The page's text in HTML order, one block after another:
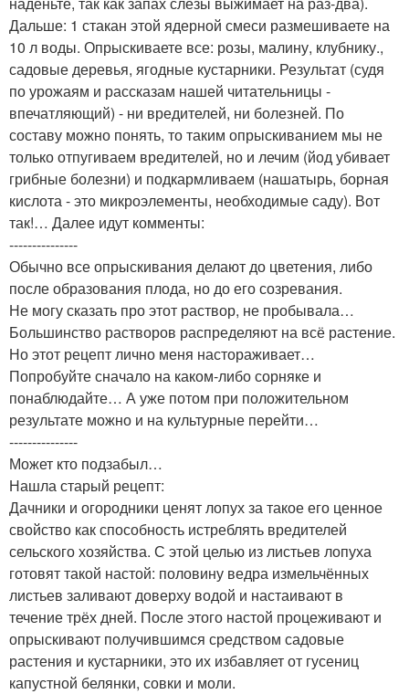
Дальше: 1 стакан этой ядерной смеси размешиваете на
10 л воды. Опрыскиваете все: розы, малину, клубнику.,
садовые деревья, ягодные кустарники. Результат (судя
по урожаям и рассказам нашей читательницы -
впечатляющий) - ни вредителей, ни болезней. По
составу можно понять, то таким опрыскиванием мы не
только отпугиваем вредителей, но и лечим (йод убивает
грибные болезни) и подкармливаем (нашатырь, борная
кислота - это микроэлементы, необходимые саду). Вот
так!… Далее идут комменты:
---------------
Обычно все опрыскивания делают до цветения, либо
после образования плода, но до его созревания.
Не могу сказать про этот раствор, не пробывала…
Большинство растворов распределяют на всё растение.
Но этот рецепт лично меня настораживает…
Попробуйте сначало на каком-либо сорняке и
понаблюдайте… А уже потом при положительном
результате можно и на культурные перейти…
---------------
Может кто подзабыл…
Нашла старый рецепт:
Дачники и огородники ценят лопух за такое его ценное
свойство как способность истреблять вредителей
сельского хозяйства. С этой целью из листьев лопуха
готовят такой настой: половину ведра измельчённых
листьев заливают доверху водой и настаивают в
течение трёх дней. После этого настой процеживают и
опрыскивают получившимся средством садовые
растения и кустарники, это их избавляет от гусениц
капустной белянки, совки и моли.